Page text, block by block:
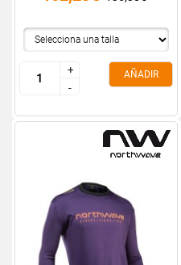
+
-
+
-
AÑADIR